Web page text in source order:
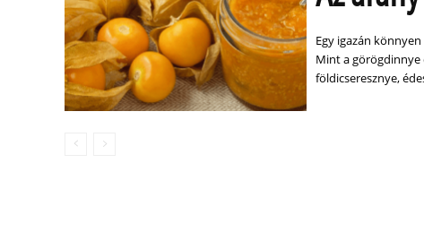
Egy igazán
Mint a görögdinnye
földicseresznye,